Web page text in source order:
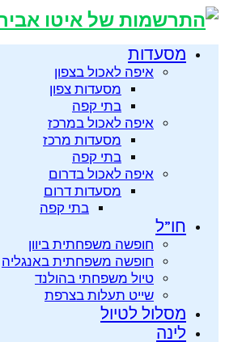
מסעדות
איפה לאכול בצפון
מסעדות צפון
בתי קפה
איפה לאכול במרכז
מסעדות מרכז
בתי קפה
איפה לאכול בדרום
מסעדות דרום
בתי קפה
חו”ל
חופשה משפחתית ביוון
חופשה משפחתית באנגליה
טיול משפחתי בהולנד
שייט תעלות בצרפת
מסלול לטיול
לינה